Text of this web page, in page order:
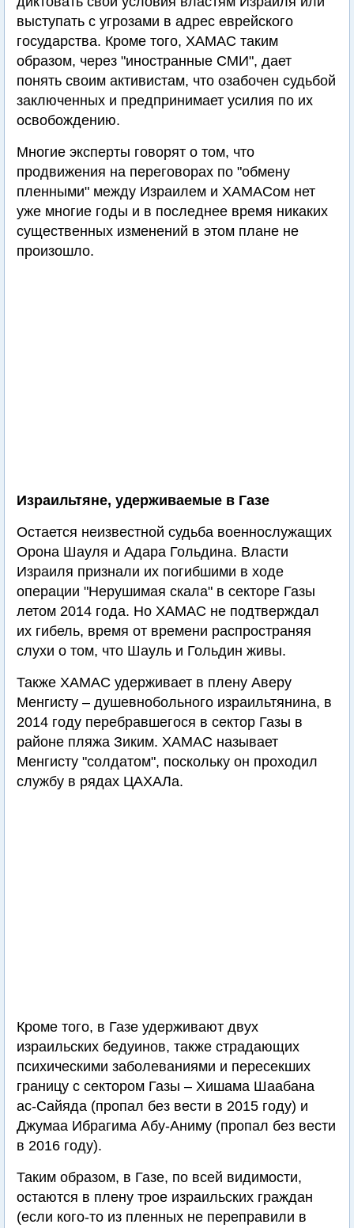
выступать с угрозами в адрес еврейского
государства. Кроме того, ХАМАС таким
образом, через "иностранные СМИ", дает
понять своим активистам, что озабочен судьбой
заключенных и предпринимает усилия по их
освобождению.
Многие эксперты говорят о том, что
продвижения на переговорах по "обмену
пленными" между Израилем и ХАМАСом нет
уже многие годы и в последнее время никаких
существенных изменений в этом плане не
произошло.
Израильтяне, удерживаемые в Газе
Остается неизвестной судьба военнослужащих
Орона Шауля и Адара Гольдина. Власти
Израиля признали их погибшими в ходе
операции "Нерушимая скала" в секторе Газы
летом 2014 года. Но ХАМАС не подтверждал
их гибель, время от времени распространяя
слухи о том, что Шауль и Гольдин живы.
Также ХАМАС удерживает в плену Аверу
Менгисту – душевнобольного израильтянина, в
2014 году перебравшегося в сектор Газы в
районе пляжа Зиким. ХАМАС называет
Менгисту "солдатом", поскольку он проходил
службу в рядах ЦАХАЛа.
Кроме того, в Газе удерживают двух
израильских бедуинов, также страдающих
психическими заболеваниями и пересекших
границу с сектором Газы – Хишама Шаабана
ас-Сайяда (пропал без вести в 2015 году) и
Джумаа Ибрагима Абу-Аниму (пропал без вести
в 2016 году).
Таким образом, в Газе, по всей видимости,
остаются в плену трое израильских граждан
(если кого-то из пленных не переправили в